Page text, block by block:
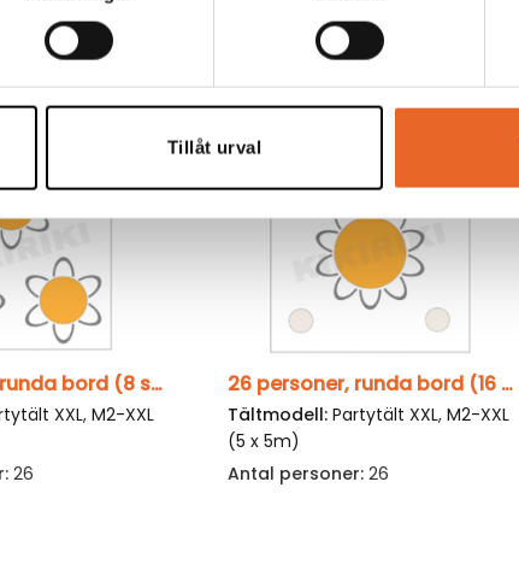
Tillåt urval
Antal personer:
24
26 personer, runda bord (8 stående)
XXL,M2-XXL
26
26 personer, runda bord (16 stående)
Tältmodell: Partytält XXL,M2-XXL
(5 x 5m)
Antal personer: 26